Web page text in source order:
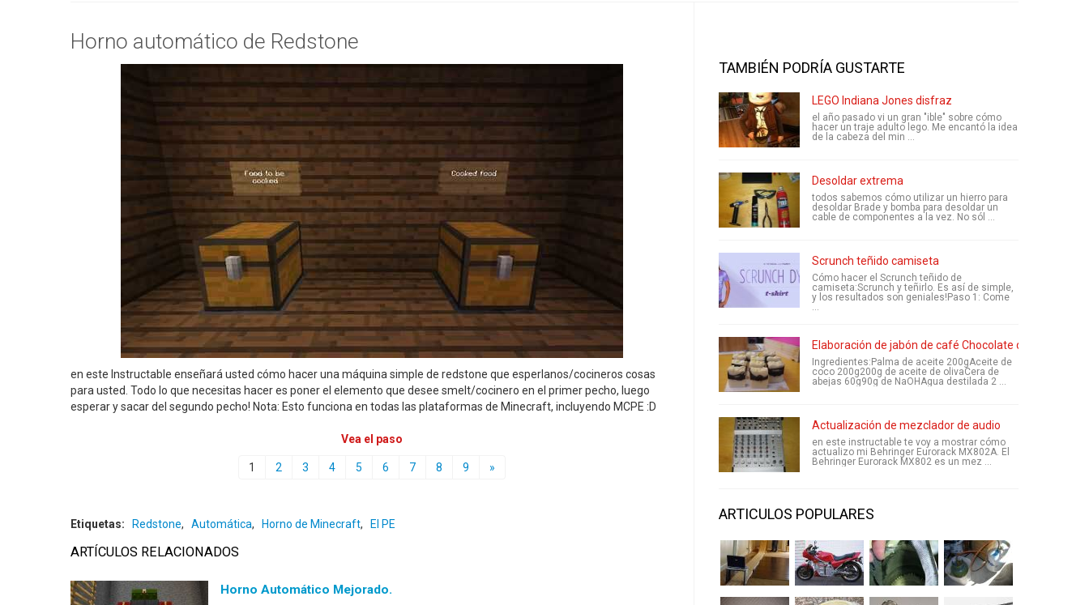
Horno automático de Redstone
en este Instructable enseñará usted cómo hacer una máquina simple de redstone que esperlanos/cocineros cosas
para usted. Todo lo que necesitas hacer es poner el elemento que desee smelt/cocinero en el primer pecho, luego
esperar y sacar del segundo pecho! Nota: Esto funciona en todas las plataformas de Minecraft, incluyendo MCPE :D
Vea el paso
1 2 3 4 5 6 7 8 9 »
Etiquetas: Redstone, Automática, Horno de Minecraft, El PE
ARTÍCULOS RELACIONADOS
Horno Automático Mejorado.
TAMBIÉN PODRÍA GUSTARTE
LEGO Indiana Jones disfraz
el año pasado vi un gran "ible" sobre cómo
hacer un traje adulto lego. Me encantó la idea
de la cabeza del min ...
Desoldar extrema
todos sabemos cómo utilizar un hierro para
desoldar Brade y bomba para desoldar un
cable de componentes a la vez. No sól ...
Scrunch teñido camiseta
Cómo hacer el Scrunch teñido de
camiseta:Scrunch y teñirlo. Es así de simple,
y los resultados son geniales!Paso 1: Come
...
Elaboración de jabón de café Chocolate de proceso
Ingredientes:Palma de aceite 200gAceite de
coco 200g200g de aceite de olivaCera de
abejas 60g90g de NaOHAgua destilada 2 ...
Actualización de mezclador de audio
en este instructable te voy a mostrar cómo
actualizo mi Behringer Eurorack MX802A. El
Behringer Eurorack MX802 es un mez ...
ARTICULOS POPULARES